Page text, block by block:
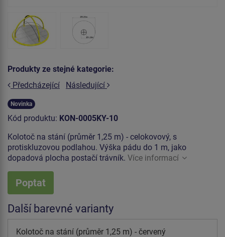
Produkty ze stejné kategorie:
Předcházející
Následující
Novinka
Kód produktu: KON-0005KY-10
Kolotoč na stání (průměr 1,25 m) - celokovový, s
protiskluzovou podlahou. Výška pádu do 1 m, jako
dopadová plocha postačí trávník. Více informací
Poptat
Další barevné varianty
Kolotoč na stání (průměr 1,25 m) - červený